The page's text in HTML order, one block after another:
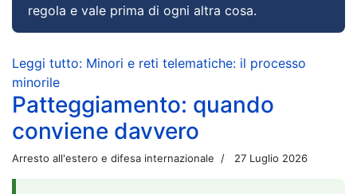
regola e vale prima di ogni altra cosa.
Leggi tutto: Minori e reti telematiche: il processo
minorile
Patteggiamento: quando
conviene davvero
Arresto all'estero e difesa internazionale 27 Luglio 2026